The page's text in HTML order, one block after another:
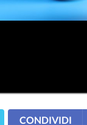
CONDIVIDI